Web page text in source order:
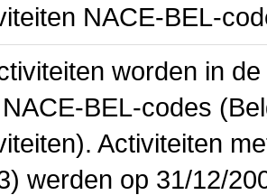
NACE-BEL-
worden in
BEL-codes
Activiteiten
werden op 31/12/